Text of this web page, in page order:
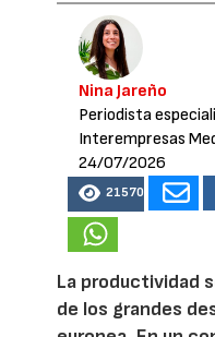
Nina Jareño
Periodista
Interempresas
24/07/2026
21570
La productividad
de los grandes